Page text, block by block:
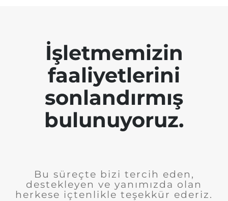
İşletmemizin
faaliyetlerini
sonlandırmış
bulunuyoruz.
Bu süreçte bizi tercih eden,
destekleyen ve yanımızda olan
herkese içtenlikle teşekkür ederiz.